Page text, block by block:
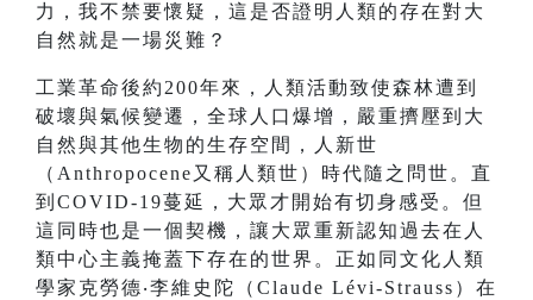
力，我不禁要懷疑，這是否證明人類的存在對大
自然就是一場災難？
工業革命後約200年來，人類活動致使森林遭到
破壞與氣候變遷，全球人口爆增，嚴重擠壓到大
自然與其他生物的生存空間，人新世
（Anthropocene又稱人類世）時代隨之問世。直
到COVID-19蔓延，大眾才開始有切身感受。但
這同時也是一個契機，讓大眾重新認知過去在人
類中心主義掩蓋下存在的世界。正如同文化人類
學家克勞德‧李維史陀（Claude Lévi-Strauss）在